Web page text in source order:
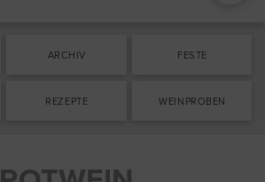
ARCHIV FESTE
REZEPTE WEINPROBEN